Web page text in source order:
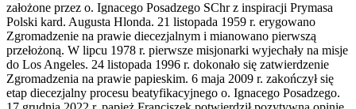
założone przez o. Ignacego Posadzego SChr z inspiracji Prymasa
Polski kard. Augusta Hlonda. 21 listopada 1959 r. erygowano
Zgromadzenie na prawie diecezjalnym i mianowano pierwszą
przełożoną. W lipcu 1978 r. pierwsze misjonarki wyjechały na misje
do Los Angeles. 24 listopada 1996 r. dokonało się zatwierdzenie
Zgromadzenia na prawie papieskim. 6 maja 2009 r. zakończył się
etap diecezjalny procesu beatyfikacyjnego o. Ignacego Posadzego.